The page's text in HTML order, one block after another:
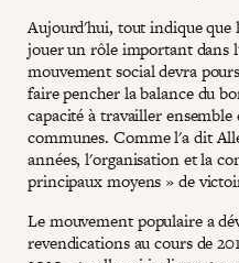
Aujourd'hui, tout indique que
jouer un rôle important dans
mouvement social devra
faire pencher la balance du
capacité à travailler
communes. Comme l'a dit
années, l'organisation et la
principaux moyens » de
Le mouvement populaire a
revendications au cours de